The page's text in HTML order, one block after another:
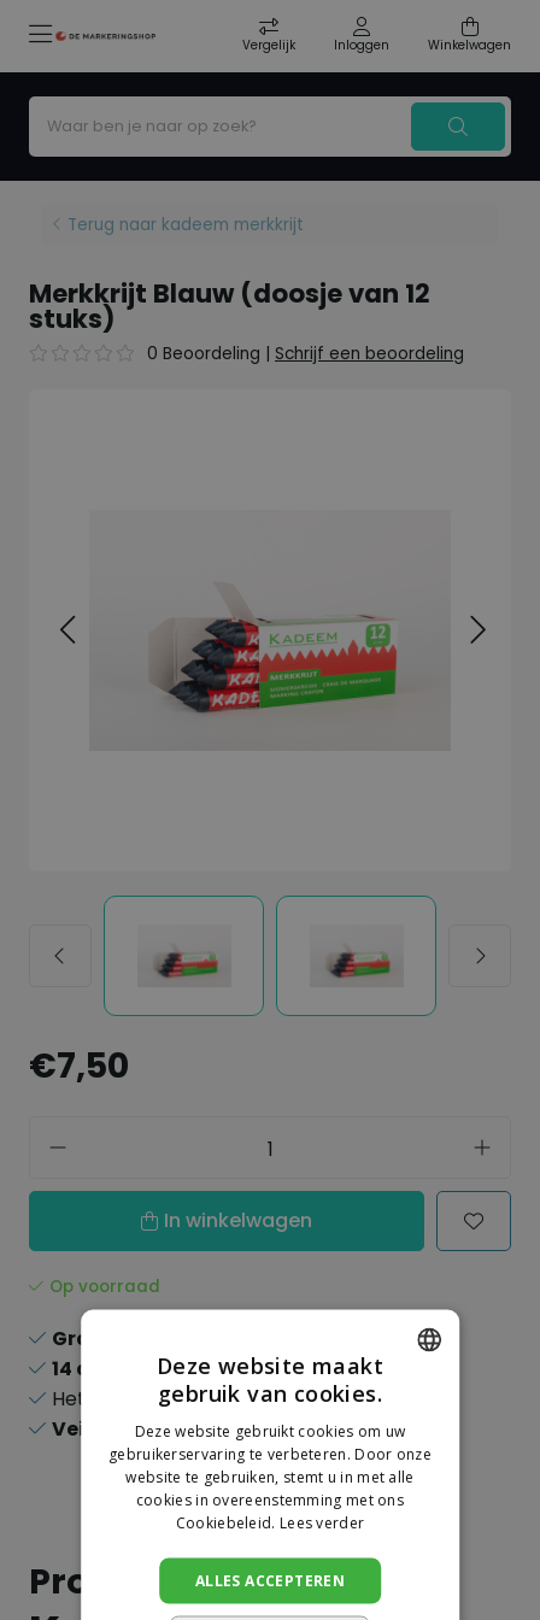
Vergelijk Inloggen Winkelwagen
Terug naar kadeem merkkrijt
Merkkrijt Blauw (doosje van 12
stuks)
0 Beoordeling | Schrijf een beoordeling
€7,50
In winkelwagen
Op voorraad
Gratis verzending
14 dagen
recht op retour
Het
grootsteassortiment
Veilig
online betalen
Productinformatie
DUTCH
GERMAN
Deze website maakt
gebruik van cookies.
Deze website gebruikt cookies om uw
gebruikerservaring te verbeteren. Door onze
website te gebruiken, stemt u in met alle
cookies in overeenstemming met ons
Cookiebeleid. Lees verder
ALLES ACCEPTEREN